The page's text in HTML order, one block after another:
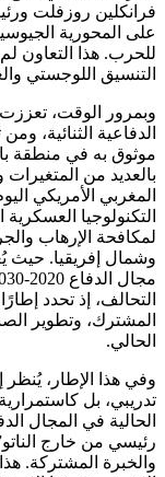
فرانكلين روزفلت
على المحورية
للحرب. هذا التعاون
التنسيق اللوجستي
وبمرور الوقت، تعززت
الدفاعية
موثوق به في منطقة
بالعديد من
المغربي الأمريكي
التكنولوجيا
لمكافحة الإرهاب
وشمال إفريقيا. حيث
التحالف، إذ تحدد
المشترك، وتطوير
الحالي.
وفي هذا الإطار،
تدريبي، بل
الحالية في المجال
رئيسي من خارج
والخبرة المشتركة.